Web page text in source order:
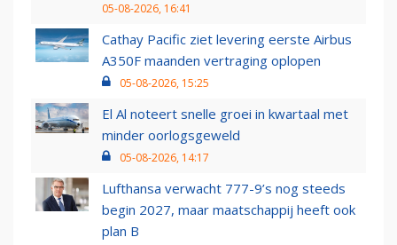
05-08-2026, 16:41
Cathay Pacific ziet levering eerste Airbus
A350F maanden vertraging oplopen
05-08-2026, 15:25
El Al noteert snelle groei in kwartaal met
minder oorlogsgeweld
05-08-2026, 14:17
Lufthansa verwacht 777-9’s nog steeds
begin 2027, maar maatschappij heeft ook
plan B